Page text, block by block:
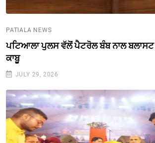
PATIALA NEWS
ਪਟਿਆਲਾ ਪੁਲਸ ਵੱਲੋਂ ਪੈਟਰੋਲ ਬੰਬ ਨਾਲ ਬਲਾਸਟ
ਕਾਬੂ
JULY 29, 2026